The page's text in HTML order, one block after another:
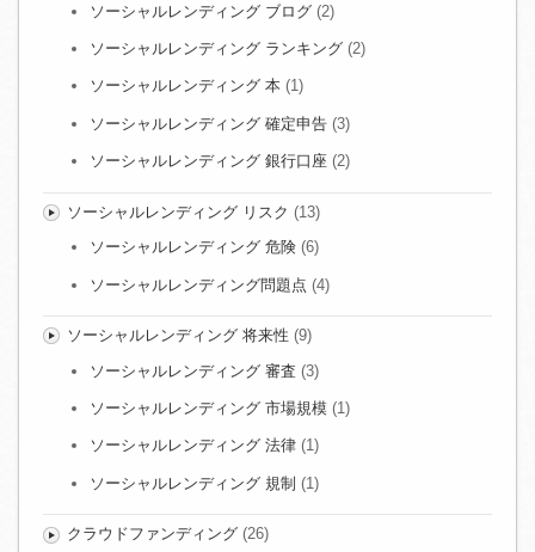
ソーシャルレンディング ブログ (2)
ソーシャルレンディング ランキング (2)
ソーシャルレンディング 本 (1)
ソーシャルレンディング 確定申告 (3)
ソーシャルレンディング 銀行口座 (2)
ソーシャルレンディング リスク (13)
ソーシャルレンディング 危険 (6)
ソーシャルレンディング問題点 (4)
ソーシャルレンディング 将来性 (9)
ソーシャルレンディング 審査 (3)
ソーシャルレンディング 市場規模 (1)
ソーシャルレンディング 法律 (1)
ソーシャルレンディング 規制 (1)
クラウドファンディング(26)